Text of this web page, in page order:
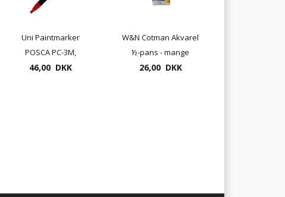
Uni Paintmarker
POSCA PC-3M,
tykkelse 1,5mm
46,00 DKK
W&N Cotman Akvarel
½-pans - mange
farver
26,00 DKK